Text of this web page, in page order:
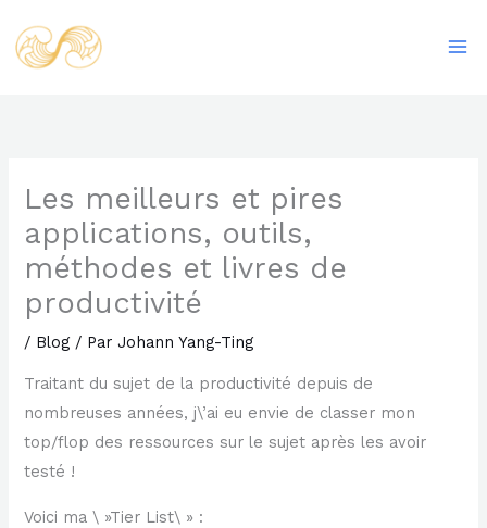
au
contenu
Les meilleurs et pires
applications, outils,
méthodes et livres de
productivité
/ Blog / ParJohann Yang-Ting
Traitant du sujet de la productivité depuis de
nombreuses années, j\’ai eu envie de classer mon
top/flop des ressources sur le sujet après les avoir
testé !
Voici ma \ »Tier List\ » :